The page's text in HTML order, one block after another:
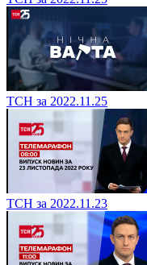
ТСН за 2022.11.25
ТСН за 2022.11.23